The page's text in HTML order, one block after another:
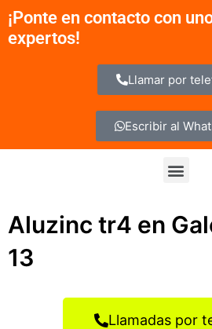
contenido
¡Ponte en contacto con
expertos!
Llamar por
Escribir al
Menu
Aluzinc tr4 en
13
Llamadas por